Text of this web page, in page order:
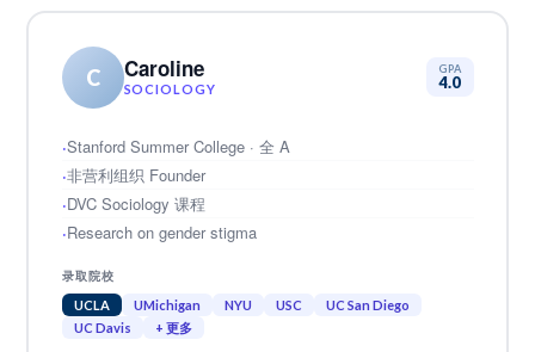
C Caroline
SOCIOLOGY
GPA
4.0
Stanford Summer College · 全 A
非营利组织 Founder
DVC Sociology 课程
Research on gender stigma
录取院校
UCLA UMichigan NYU USC
UC San Diego
UC Davis
+ 更多